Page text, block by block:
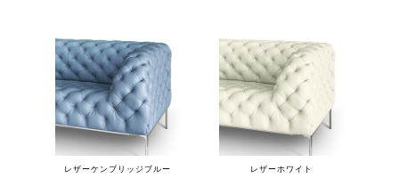
レザーケンブリッジブルー レザーホワイト